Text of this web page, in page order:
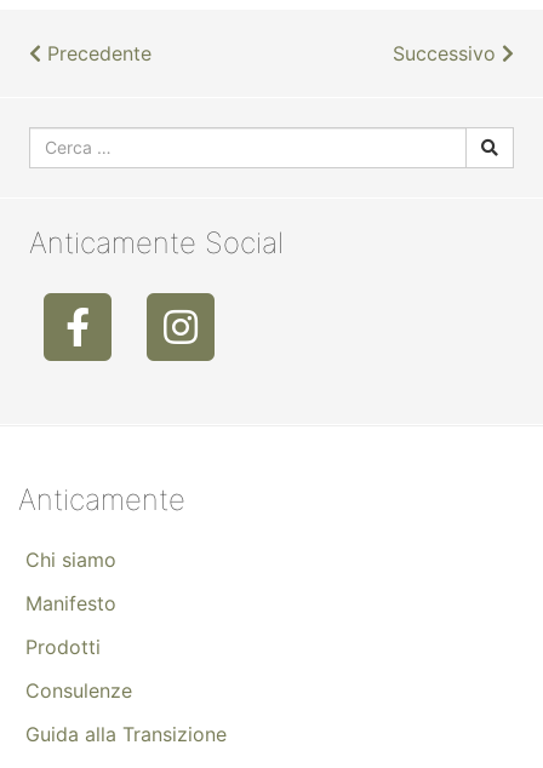
Precedente Successivo
Anticamente Social
Anticamente
Chi siamo
Manifesto
Prodotti
Consulenze
Guida alla Transizione